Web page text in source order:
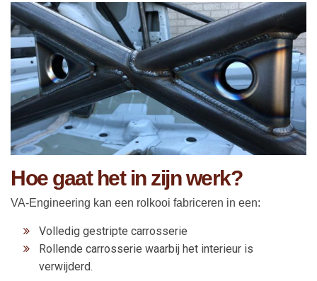
Hoe gaat het in zijn werk?
VA-Engineering kan een rolkooi fabriceren in een:
Volledig gestripte carrosserie
Rollende carrosserie waarbij het interieur is
verwijderd.